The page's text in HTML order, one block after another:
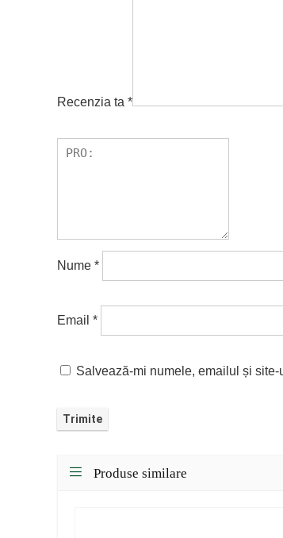
Recenzia ta *
Nume *
Email *
Salvează-mi numele, emailul și
Produse similare